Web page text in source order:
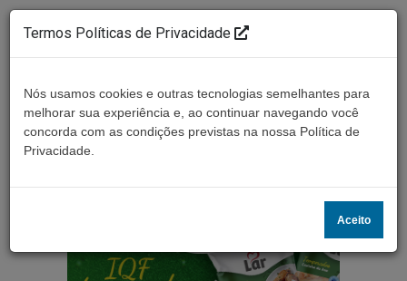
Termos Políticas de Privacidade
Nós usamos cookies e outras tecnologias semelhantes para
melhorar sua experiência e, ao continuar navegando você
concorda com as condições previstas na nossa Política de
Privacidade.
Aceito